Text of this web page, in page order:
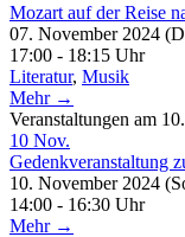
Mozart auf der Reise
07. November 2024
17:00 - 18:15 Uhr
Literatur, Musik
Mehr →
Veranstaltungen am
10 Nov.
Gedenkveranstaltung
10. November 2024
14:00 - 16:30 Uhr
Mehr →